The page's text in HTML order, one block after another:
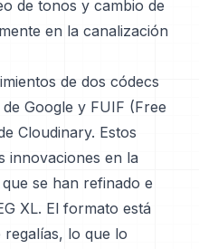
de tonos y cambio de
en la canalización
de dos códecs
Google y FUIF (Free
Cloudinary. Estos
innovaciones en la
se han refinado e
XL. El formato está
lo que lo